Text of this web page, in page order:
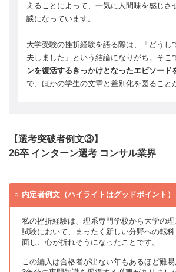
えることによって、一気に人間味を感じさ
談になっています。
大学受験の挫折経験を語る際は、「どうし
夫しました」という結論になりがち。そこ
ンを復活するきっかけとなったエピソード
で、ほかの学生の文章と差別化を図ること
【選考突破者例文③】
26卒 インターン選考 コンサル業界
内定者例文（ハイライトはグッドポイント）
私の挫折経験は、理系専門学校から大学の
試験において、まったく新しい分野への転
面し、心が折れそうになったことです。
この編入は合格者が出ない年もあるほど難